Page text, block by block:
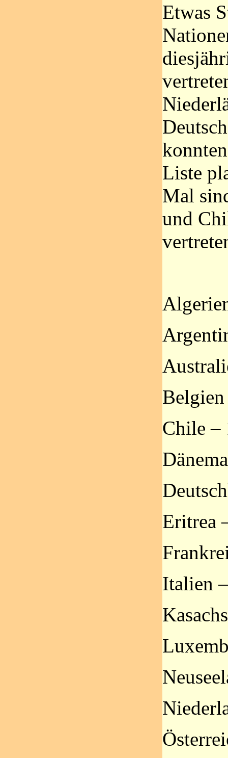
Etwas
Liste
Mal
und
Chile –
Eritrea
Italien